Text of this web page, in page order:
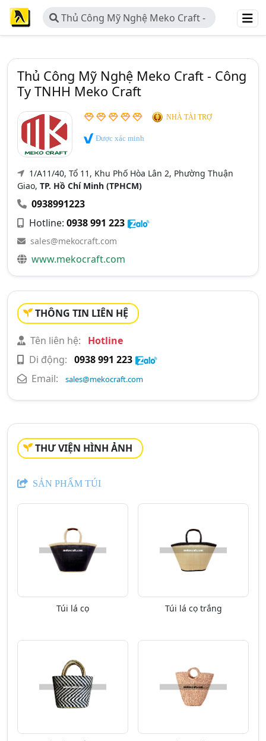
Thủ Công Mỹ Nghệ Meko Craft -
Công Ty TNHH Meko Craft
Thủ Công Mỹ Nghệ Meko Craft - Công
Ty TNHH Meko Craft
NHÀ TÀI TRỢ
Được xác minh
1/A11/40, Tổ 11, Khu Phố Hòa Lân 2, Phường Thuận
Giao, TP. Hồ Chí Minh (TPHCM)
0938991223
Hotline: 0938 991 223
sales@mekocraft.com
www.mekocraft.com
THÔNG TIN LIÊN HỆ
Tên liên hệ:
Hotline
Di động: 0938 991 223
Email:
sales@mekocraft.com
THƯ VIỆN HÌNH ẢNH
SẢN PHẨM TÚI
Túi lá cọ Túi lá cọ trắng